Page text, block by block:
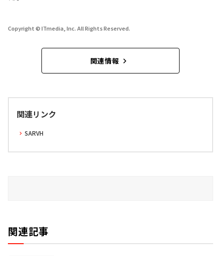
Copyright © ITmedia, Inc. All Rights Reserved.
関連情報
関連リンク
SARVH
関連記事